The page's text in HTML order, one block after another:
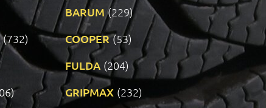
BARUM (229)
(732) COOPER (53)
FULDA (204)
GRIPMAX (232)